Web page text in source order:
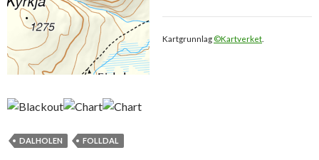
Kartgrunnlag ©Kartverket
DALHOLEN FOLLDAL